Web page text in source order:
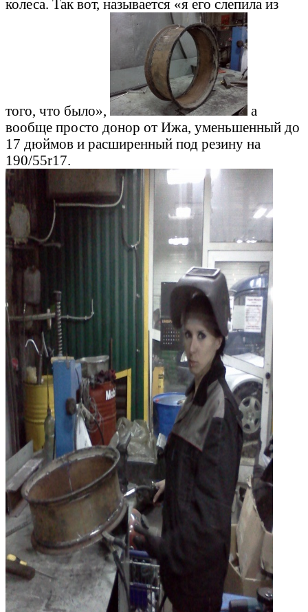
колеса. Так вот, называется «я его слепила из
того, что было»,
а
вообще просто донор от Ижа, уменьшенный до
17 дюймов и расширенный под резину на
190/55r17.